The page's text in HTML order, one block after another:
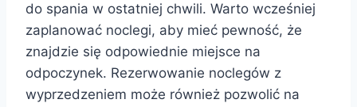
do spania w ostatniej chwili. Warto wcześniej
zaplanować noclegi, aby mieć pewność, że
znajdzie się odpowiednie miejsce na
odpoczynek. Rezerwowanie noclegów z
wyprzedzeniem może również pozwolić na